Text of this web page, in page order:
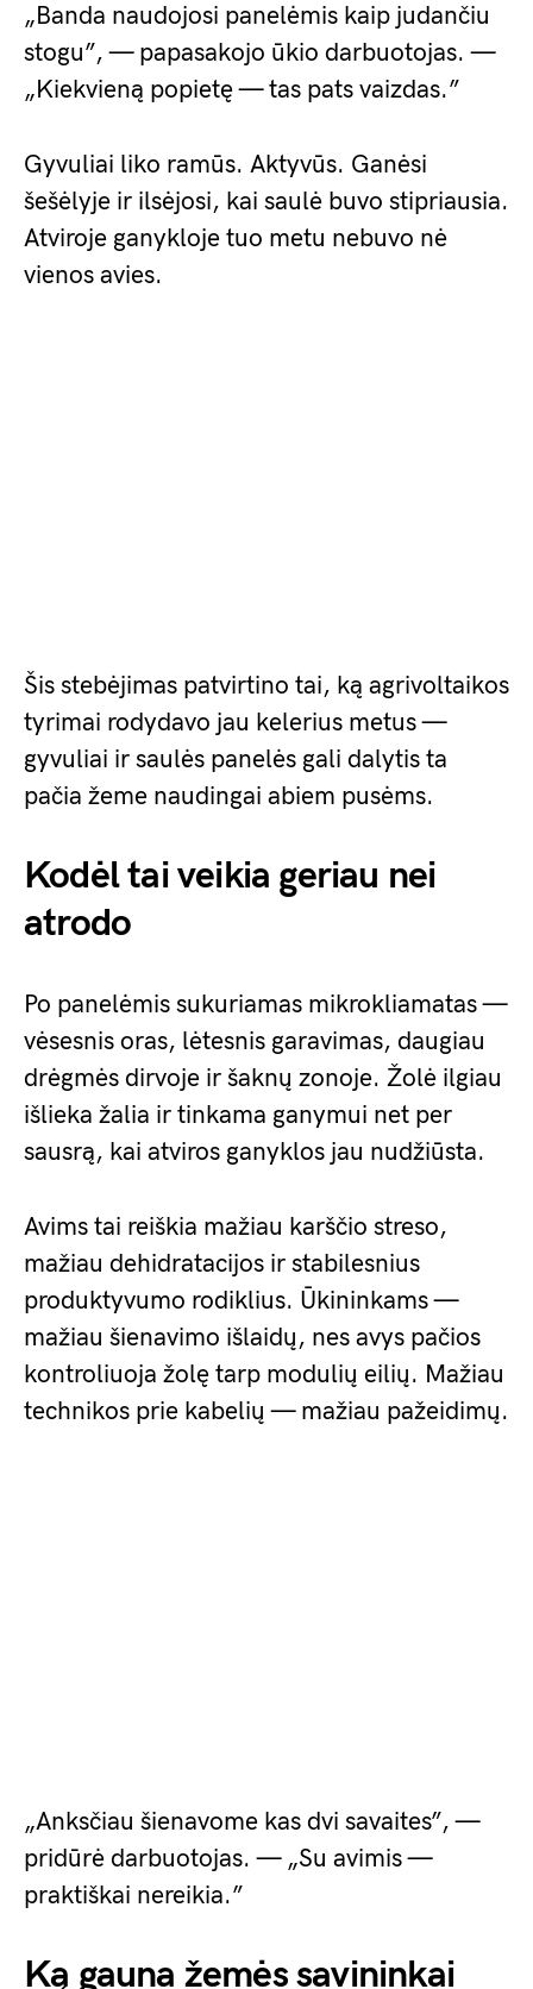
„Banda naudojosi panelėmis kaip judančiu
stogu”, — papasakojo ūkio darbuotojas. —
„Kiekvieną popietę — tas pats vaizdas.”
Gyvuliai liko ramūs. Aktyvūs. Ganėsi
šešėlyje ir ilsėjosi, kai saulė buvo stipriausia.
Atviroje ganykloje tuo metu nebuvo nė
vienos avies.
Šis stebėjimas patvirtino tai, ką agrivoltaikos
tyrimai rodydavo jau kelerius metus —
gyvuliai ir saulės panelės gali dalytis ta
pačia žeme naudingai abiem pusėms.
Kodėl tai veikia geriau nei
atrodo
Po panelėmis sukuriamas mikrokliamatas —
vėsesnis oras, lėtesnis garavimas, daugiau
drėgmės dirvoje ir šaknų zonoje. Žolė ilgiau
išlieka žalia ir tinkama ganymui net per
sausrą, kai atviros ganyklos jau nudžiūsta.
Avims tai reiškia mažiau karščio streso,
mažiau dehidratacijos ir stabilesnius
produktyvumo rodiklius. Ūkininkams —
mažiau šienavimo išlaidų, nes avys pačios
kontroliuoja žolę tarp modulių eilių. Mažiau
technikos prie kabelių — mažiau pažeidimų.
„Anksčiau šienavome kas dvi savaites”, —
pridūrė darbuotojas. — „Su avimis —
praktiškai nereikia.”
Ką gauna žemės savininkai